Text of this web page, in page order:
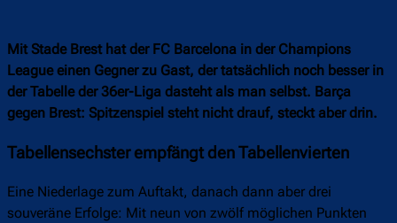
Mit Stade Brest hat der FC Barcelona in der Champions
League einen Gegner zu Gast, der tatsächlich noch besser in
der Tabelle der 36er-Liga dasteht als man selbst. Barça
gegen Brest: Spitzenspiel steht nicht drauf, steckt aber drin.
Tabellensechster empfängt den Tabellenvierten
Eine Niederlage zum Auftakt, danach dann aber drei
souveräne Erfolge: Mit neun von zwölf möglichen Punkten